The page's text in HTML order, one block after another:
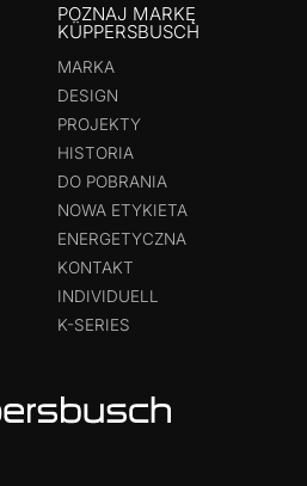
POZNAJ MARKĘ
KÜPPERSBUSCH
MARKA
DESIGN
PROJEKTY
HISTORIA
DO POBRANIA
NOWA ETYKIETA
ENERGETYCZNA
KONTAKT
INDIVIDUELL
K-SERIES